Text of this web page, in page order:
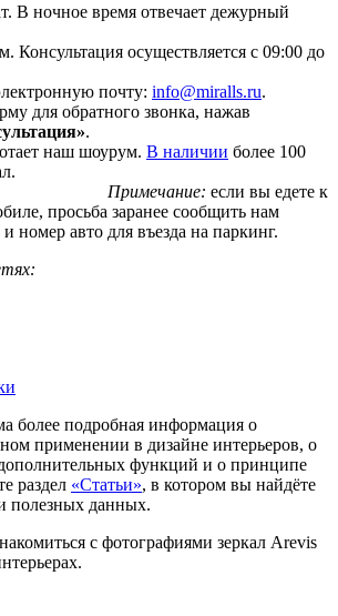
В ночное время отвечает дежурный
Консультация осуществляется с 09:00 до
почту: info@miralls.ru.
для обратного звонка, нажав
.
наш шоурум. В наличии более 100
зеркал.
Примечание: если вы едете к
просьба заранее сообщить нам
номер авто для въезда на паркинг.
более подробная информация о
применении в дизайне интерьеров, о
функций и о принципе
раздел «Статьи», в котором вы найдёте
полезных данных.
с фотографиями зеркал Arevis